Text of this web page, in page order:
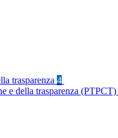
trasparenza 4
e della trasparenza (PTPCT)